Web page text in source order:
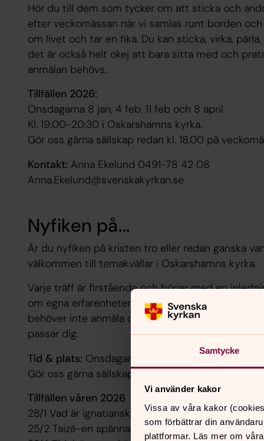
Samtycke
Vi använder kakor
Vissa av våra kakor
som förbättrar din
plattformar. Läs mer om
Hör du till dem som tycker om att sticka och
efter veckomässan när vi samlas runt borden
om livet och tar en fika. Du kan sticka, virka,
det är också helt okej att bara sitta med och
anmälan behövs.
Tillfällen 2026:
Onsdagarna 8 jan, 4 feb, 11 feb och 8 april
Kl. 19:00-20:30 i Oskarshamns kyrka.
Gör oss gärna sällskap redan kl. 18.00 på
Kontakt: Anna Ekelund 0491-78 42 08
Anna.Ekelund@svenskakyrkan.se
Nyfiken på...
Är du nyfiken på kristen tro eller redan ganska
välkommen till temakvällar i Oskarshamns kyrka.
Varje träff är firstående och börjar med en
om egna erfarenheter och tankar kring kvällens
behöver inte anmäla dig; träffarna är fristående
passar dig.
Tid & plats: Onsdagar kl. 19.00 i Oskarshamns
Gör oss gärna sällskap redan kl. 18.00 på
Tillfällen våren 2026
28/1 Vad är ignatiansk bibelläsning?
25/2 Taizé-en spännande plats i Frankrike